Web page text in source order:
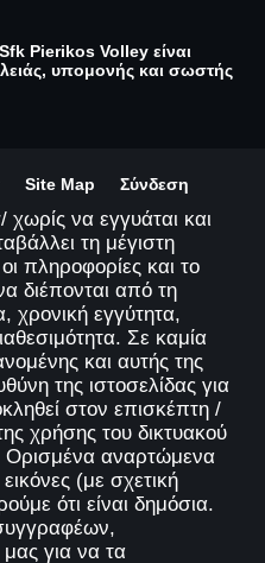
Pierikos Volley είναι
υπομονής και σωστής
Site Map Σύνδεση
να εγγυάται και
τη μέγιστη
πληροφορίες και το
διέπονται από τη
χρονική εγγύτητα,
Σε καμία
και αυτής της
της ιστοσελίδας για
στον επισκέπτη /
χρήσης του δικτυακού
αναρτώμενα
(με σχετική
ότι είναι δημόσια.
για να τα